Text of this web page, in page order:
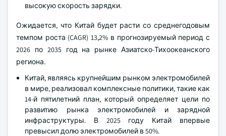
высокую скорость зарядки.
Ожидается, что Китай будет расти со среднегодовым
темпом роста (CAGR) 13,2% в прогнозируемый период с
2026 по 2035 год на рынке Азиатско-Тихоокеанского
региона.
Китай, являясь крупнейшим рынком электромобилей
в мире, реализовал комплексные политики, такие как
14-й пятилетний план, который определяет цели по
развитию рынка электромобилей и зарядной
инфраструктуры. В 2025 году Китай впервые
превысил долю электромобилей в 50%.